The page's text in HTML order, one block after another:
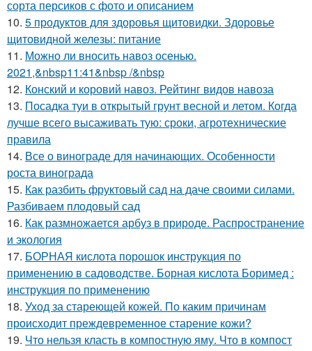
сорта персиков с фото и описанием
10. 5 продуктов для здоровья щитовидки. Здоровье
щитовидной железы: питание
11. Можно ли вносить навоз осенью.
2021,&nbsp11:41&nbsp /&nbsp
12. Конский и коровий навоз. Рейтинг видов навоза
13. Посадка туи в открытый грунт весной и летом. Когда
лучше всего высаживать тую: сроки, агротехнические
правила
14. Все о винограде для начинающих. Особенности
роста винограда
15. Как разбить фруктовый сад на даче своими силами.
Разбиваем плодовый сад
16. Как размножается арбуз в природе. Распространение
и экология
17. БОРНАЯ кислота порошок инструкция по
применению в садоводстве. Борная кислота Боримед :
инструкция по применению
18. Уход за стареющей кожей. По каким причинам
происходит преждевременное старение кожи?
19. Что нельзя класть в компостную яму. Что в компост